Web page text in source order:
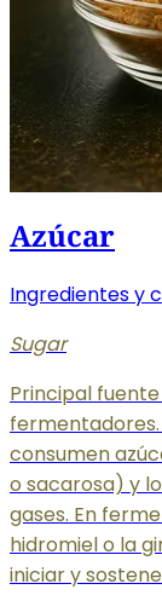
Azúcar
Ingredientes y
Sugar
Principal
consumen
o sacarosa) y
gases. En
hidromiel o la
iniciar y